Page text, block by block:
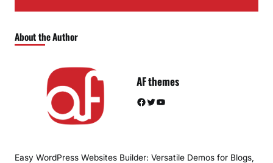
About the Author
AF themes
Facebook Twitter YouTube
Easy WordPress Websites Builder: Versatile Demos for Blogs,